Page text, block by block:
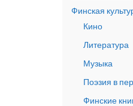
Финская
Кино
Литература
Музыка
Поэзия в
Финские